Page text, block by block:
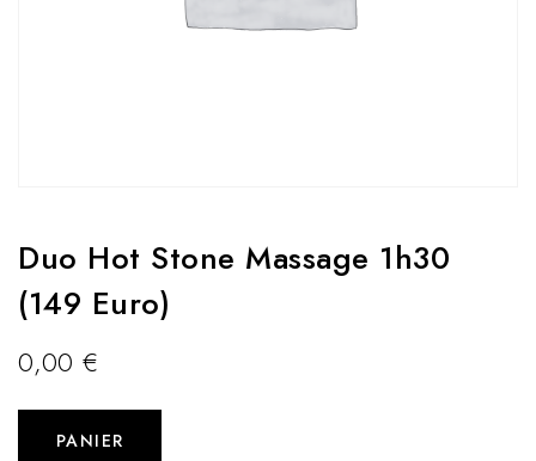
Duo Hot Stone Massage 1h30
(149 Euro)
0,00€
PANIER